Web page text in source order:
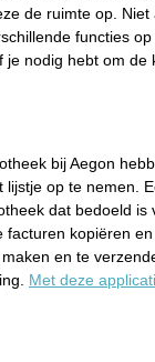
de ruimte op. Niet
functies
je nodig hebt om de
bij Aegon
lijstje op te nemen.
dat bedoeld is
facturen kopiëren
en te
Met deze